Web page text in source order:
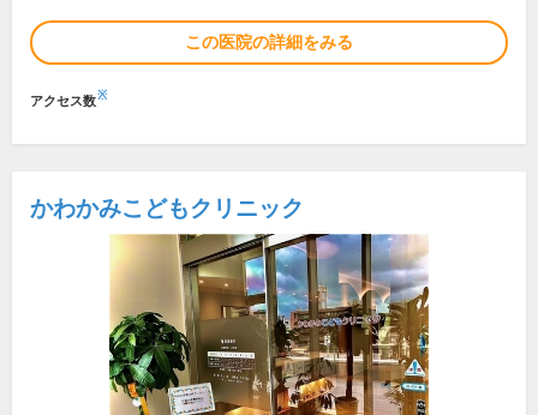
この医院の詳細をみる
アクセス数※
かわかみこどもクリニック